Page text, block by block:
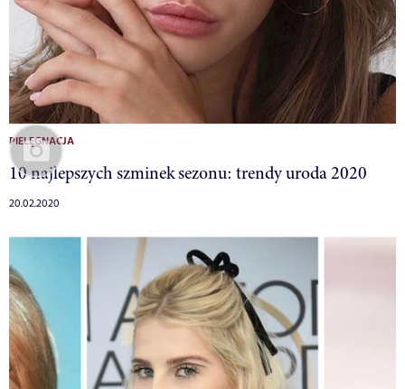
PIELĘGNACJA
10 najlepszych szminek sezonu: trendy uroda 2020
20.02.2020